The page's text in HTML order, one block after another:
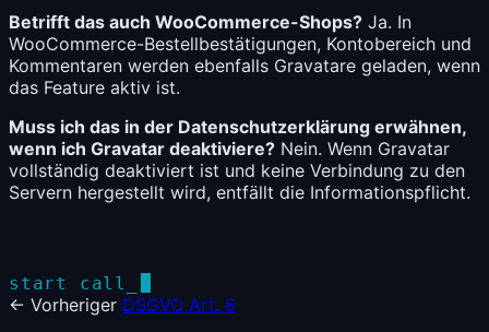
Betrifft das auch WooCommerce-Shops? Ja. In
WooCommerce-Bestellbestätigungen, Kontobereich und
Kommentaren werden ebenfalls Gravatare geladen, wenn
das Feature aktiv ist.
Muss ich das in der Datenschutzerklärung erwähnen,
wenn ich Gravatar deaktiviere? Nein. Wenn Gravatar
vollständig deaktiviert ist und keine Verbindung zu den
Servern hergestellt wird, entfällt die Informationspflicht.
start call_
← Vorheriger DSGVO Art. 6